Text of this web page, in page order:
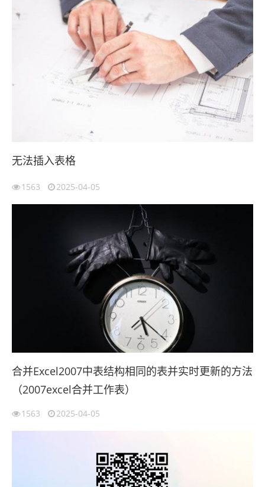
无法插入表格
1563 2025-04-05
合并Excel2007中表结构相同的表并实时更新的方法
（2007excel合并工作表）
1563 2025-04-05